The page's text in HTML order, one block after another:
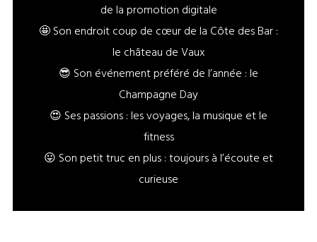
de la promotion digitale
🤩 Son endroit coup de cœur de la Côte des Bar :
le château de Vaux
😎 Son événement préféré de l’année : le
Champagne Day
😍 Ses passions : les voyages, la musique et le
fitness
😛 Son petit truc en plus : toujours à l’écoute et
curieuse